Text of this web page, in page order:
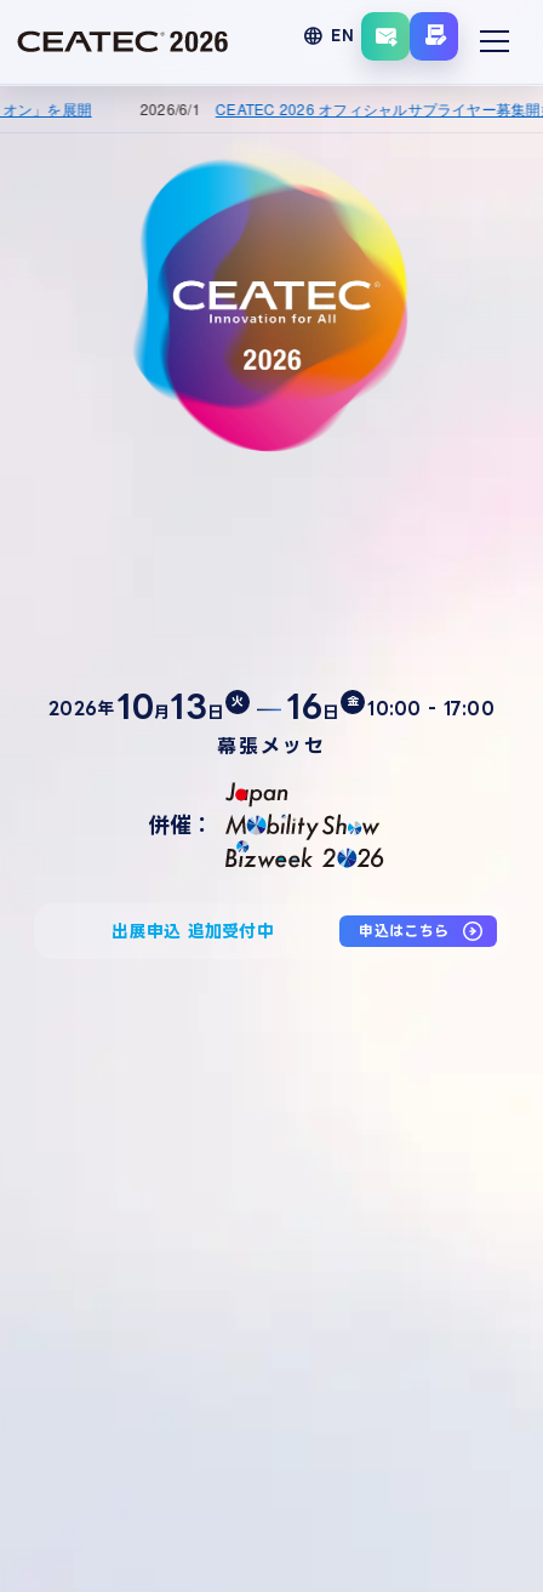
language EN
開 2026/6/1CEATEC 2026 オフィシャルサプライヤー募集開始
2026年 10月 13 日
火 ― 16 日
金 10:00 - 17:00
幕張メッセ
併催：
出展申込 追加受付中 申込はこちら